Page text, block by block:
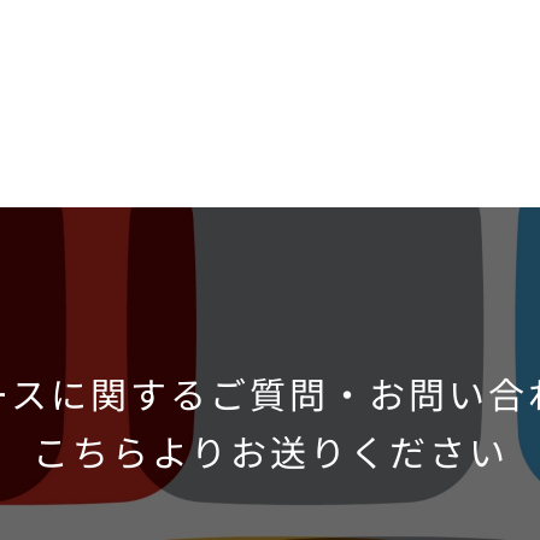
に関するご質問・お問い
こちらよりお送りください